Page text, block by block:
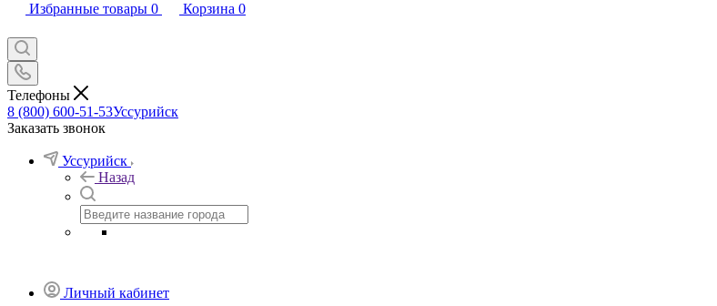
Избранные товары 0 Корзина 0
Телефоны
8 (800) 600-51-53Уссурийск
Заказать звонок
Уссурийск
Назад
Личный кабинет